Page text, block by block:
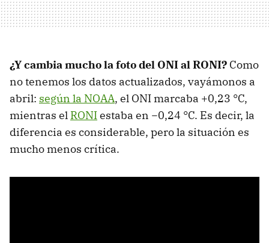
¿Y cambia mucho la foto del ONI al RONI? Como
no tenemos los datos actualizados, vayámonos a
abril: según la NOAA, el ONI marcaba +0,23 °C,
mientras el RONIestaba en −0,24 °C. Es decir, la
diferencia es considerable, pero la situación es
mucho menos crítica.